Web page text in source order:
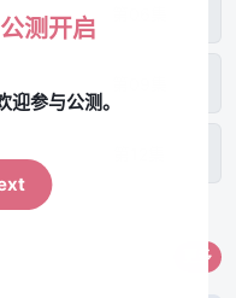
更多
测开启
参与公测。